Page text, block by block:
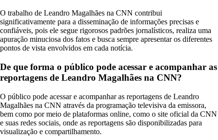
O trabalho de Leandro Magalhães na CNN contribui
significativamente para a disseminação de informações precisas e
confiáveis, pois ele segue rigorosos padrões jornalísticos, realiza uma
apuração minuciosa dos fatos e busca sempre apresentar os diferentes
pontos de vista envolvidos em cada notícia.
De que forma o público pode acessar e acompanhar as
reportagens de Leandro Magalhães na CNN?
O público pode acessar e acompanhar as reportagens de Leandro
Magalhães na CNN através da programação televisiva da emissora,
bem como por meio de plataformas online, como o site oficial da CNN
e suas redes sociais, onde as reportagens são disponibilizadas para
visualização e compartilhamento.